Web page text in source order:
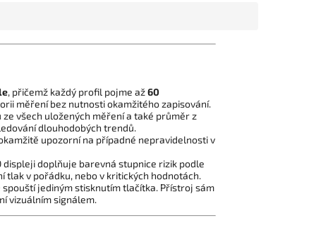
, přičemž každý profil pojme až60
měření bez nutnosti okamžitého zapisování.
všech uložených měření a také průměr z
dlouhodobých trendů.
upozorní na případné nepravidelnosti v
displeji doplňuje barevná stupnice rizik podle
tlak v pořádku, nebo v kritických hodnotách.
jediným stisknutím tlačítka. Přístroj sám
vizuálním signálem.